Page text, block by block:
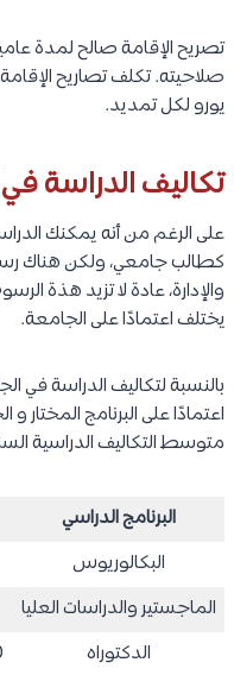
تصريح الإقامة صالح لمدة
يورو لكل تمديد.
تكاليف الدراسة في
على الرغم من أنه يمكنك
كطالب جامعي، ولكن هناك
يختلف اعتمادًا على الجامعة.
بالنسبة لتكاليف الدراسة في
اعتمادًا على البرنامج
متوسط التكاليف الدراسية
البرنامج الدراسي
البكالوريوس
الماجستير والدراسات العليا
الدكتوراه